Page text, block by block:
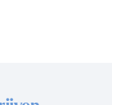
leer je